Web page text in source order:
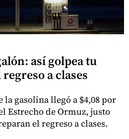
así golpea tu
a clases
gasolina llegó a $4,08 por
Estrecho de Ormuz, justo
el regreso a clases.